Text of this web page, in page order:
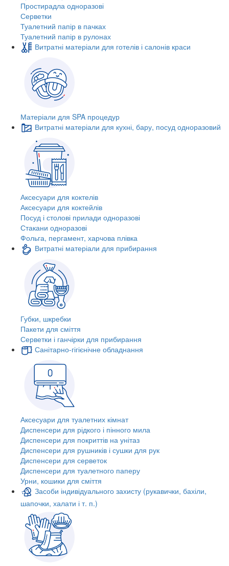
Простирадла одноразові
Серветки
Туалетний папір в пачках
Туалетний папір в рулонах
Витратні матеріали для готелів і салонів краси
Матеріали для SPA процедур
Витратні матеріали для кухні, бару, посуд одноразовий
Аксесуари для коктелів
Аксесуари для коктейлів
Посуд і столові прилади одноразові
Стакани одноразові
Фольга, пергамент, харчова плівка
Витратні матеріали для прибирання
Губки, шкребки
Пакети для сміття
Серветки і ганчірки для прибирання
Санітарно-гігієнічне обладнання
Аксесуари для туалетних кімнат
Диспенсери для рідкого і пінного мила
Диспенсери для покриттів на унітаз
Диспенсери для рушників і сушки для рук
Диспенсери для серветок
Диспенсери для туалетного паперу
Урни, кошики для сміття
Засоби індивідуального захисту (рукавички, бахіли,
шапочки, халати і т. п.)